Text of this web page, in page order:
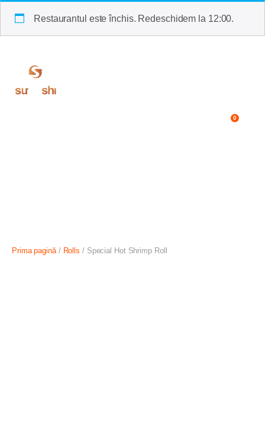
Restaurantul este închis. Redeschidem la 12:00.
0
Prima pagină/ Rolls / Special Hot Shrimp Roll